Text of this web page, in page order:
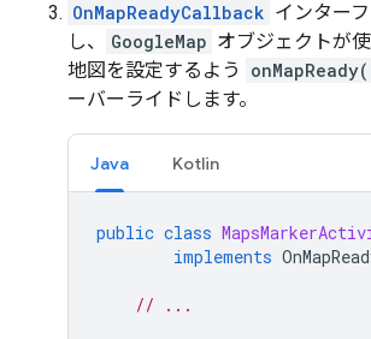
OnMapReadyCallback インター
し、
GoogleMap オブジェクトが
地図を設定するよう
ーバーライドします。
Java Kotlin
public class
implements
// ...